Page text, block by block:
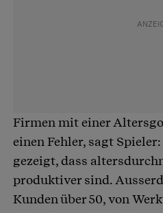
Firmen mit einer
einen Fehler, sagt
gezeigt, dass
produktiver sind.
Kunden über 50, von